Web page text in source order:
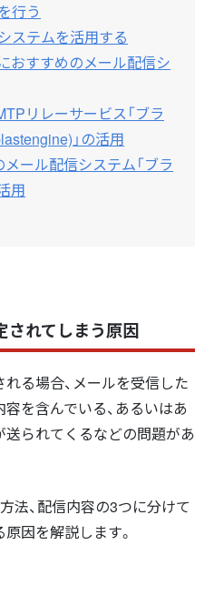
行う
ステムを活用する
おすすめのメール配信シ
リレーサービス「ブラ
」の活用
ール配信システム「ブラ
用
されてしまう原因
る場合、メールを受信した
を含んでいる、あるいはあ
られてくるなどの問題があ
法、配信内容の3つに分けて
因を解説します。